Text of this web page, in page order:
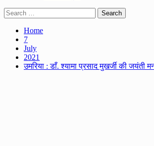
Search
for:
Home
7
July
2021
उमरिया : डाँ. श्यामा प्रसाद मुखर्जी की जयंती